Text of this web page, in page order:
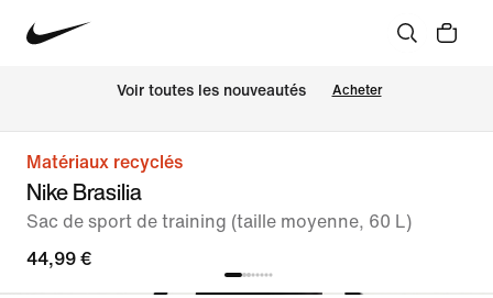
Voir toutes les nouveautés Acheter
Matériaux recyclés
Nike Brasilia
Sac de sport de training (taille moyenne, 60 L)
44,99 €